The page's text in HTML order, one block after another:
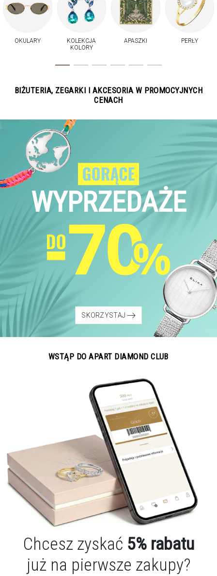
OKULARY
KOLEKCJA
KOLORY
APASZKI PERŁY
BIŻUTERIA, ZEGARKI I AKCESORIA W PROMOCYJNYCH
CENACH
WYPRZEDAŻE
SKORZYSTAJ
WSTĄP DO APART DIAMOND CLUB
Chcesz zyskać 5% rabatu
już na pierwsze zakupy?